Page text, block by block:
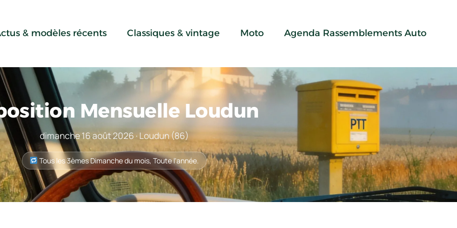
& modèles récents Classiques & vintage Moto Agenda Rassemblements Auto
Mensuelle Loudun
dimanche 16 août 2026 · Loudun (86)
Tous les 3èmes Dimanche du mois, Toute l'année.